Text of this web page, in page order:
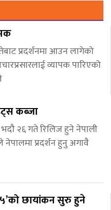
प्रदर्शनमा आउन लागेको
व्यापक पारिएको
कब्जा
२६ गते रिलिज हुने नेपाली
नेपालमा प्रदर्शन हुनु अगावै
५’को छायांकन सुरु हुने